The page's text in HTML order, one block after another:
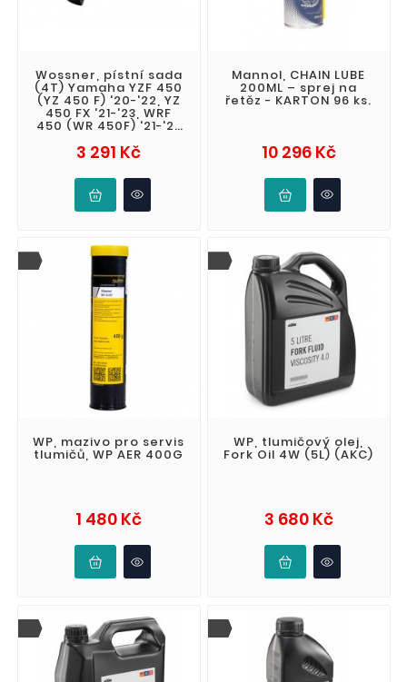
Wossner, pístní sada
(4T) Yamaha YZF 450
(YZ 450 F) '20-'22, YZ
450 FX '21-'23, WRF
450 (WR 450F) '21-'23
3 291 KčCena
Mannol, CHAIN LUBE
200ML – sprej na
řetěz - KARTON 96 ks.
10 296 KčCena
WP, mazivo pro servis
tlumičů, WP AER 400G
1 480 KčCena
WP, tlumičový olej,
Fork Oil 4W (5L) (AKC)
3 680 KčCena